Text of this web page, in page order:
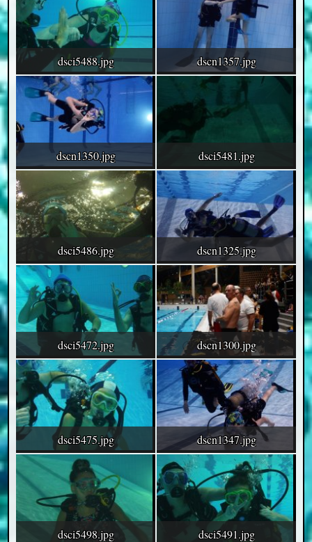
dsci5488.jpg dscn1357.jpg
dscn1350.jpg dsci5481.jpg
dsci5486.jpg dscn1325.jpg
dsci5472.jpg dscn1300.jpg
dsci5475.jpg dscn1347.jpg
dsci5498.jpg dsci5491.jpg